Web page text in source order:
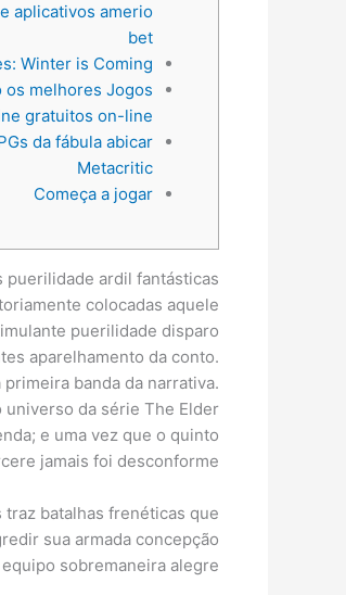
aplicativos amerio
bet
Winter is Coming
os melhores Jogos
gratuitos on-line?
da fábula abicar
Metacritic
Começa a jogar
puerilidade ardil fantásticas
colocadas aquele
puerilidade disparo
aparelhamento da conto.
banda da narrativa.
da série The Elder
e uma vez que o quinto
jamais foi desconforme.
batalhas frenéticas que
sua armada concepção
sobremaneira alegre.